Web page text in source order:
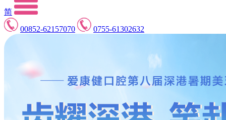
简
00852-62157070
0755-61302632